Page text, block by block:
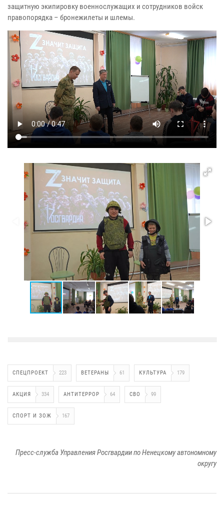
защитную экипировку военнослужащих и сотрудников войск
правопорядка – бронежилеты и шлемы.
СПЕЦПРОЕКТ 223 ВЕТЕРАНЫ 61 КУЛЬТУРА 179
АКЦИЯ 334 АНТИТЕРРОР 64 СВО 99
СПОРТ И ЗОЖ 167
Пресс-служба Управления Росгвардии по Ненецкому автономному
округу